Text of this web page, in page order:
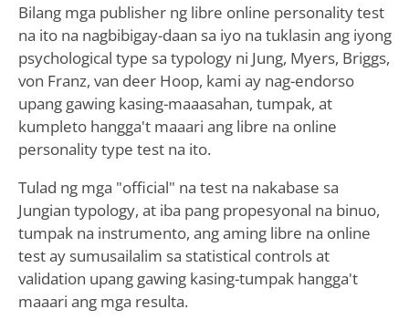
Bilang mga publisher ng libre online personality test
na ito na nagbibigay-daan sa iyo na tuklasin ang iyong
psychological type sa typology ni Jung, Myers, Briggs,
von Franz, van deer Hoop, kami ay nag-endorso
upang gawing kasing-maaasahan, tumpak, at
kumpleto hangga't maaari ang libre na online
personality type test na ito.
Tulad ng mga "official" na test na nakabase sa
Jungian typology, at iba pang propesyonal na binuo,
tumpak na instrumento, ang aming libre na online
test ay sumusailalim sa statistical controls at
validation upang gawing kasing-tumpak hangga't
maaari ang mga resulta.